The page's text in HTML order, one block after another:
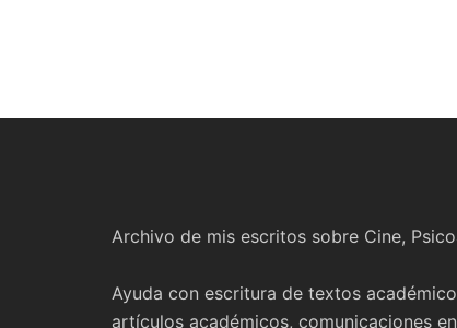
Archivo de mis escritos sobre Cine,
Ayuda con escritura de textos
artículos académicos, comunicaciones